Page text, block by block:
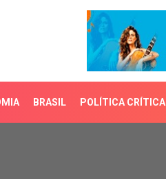
BRASIL POLÍTICA CRÍTICA